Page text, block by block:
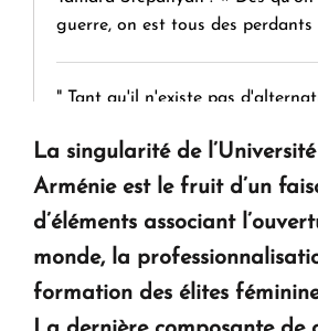
guerre, on est tous des perdants
" Tant qu'il n'existe pas
KASA : 30 ans d'audace, de
en Arménie
Le premier hôtel Hyatt Regency
ouvrira ses portes à Dilijan
La singularité de
Arménie est le fruit d’un
d’éléments associant
monde, la
formation des élites